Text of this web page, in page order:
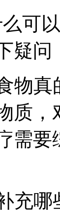
么可
疑问
物
质
需要
充